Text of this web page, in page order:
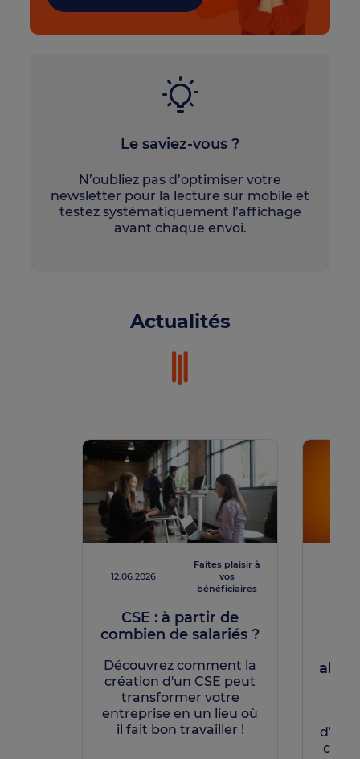
Le saviez-vous ?
N’oubliez pas d’optimiser votre
newsletter pour la lecture sur mobile et
testez systématiquement l’affichage
avant chaque envoi.
Actualités
12.06.2026
Faites plaisir à
vos
bénéficiaires
CSE : à partir de
combien de salariés ?
Découvrez comment la
création d'un CSE peut
transformer votre
entreprise en un lieu où
il fait bon travailler !
d’au